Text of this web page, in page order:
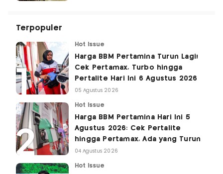
Terpopuler
Hot Issue
Harga BBM Pertamina Turun Lagi!
Cek Pertamax, Turbo hingga
Pertalite Hari Ini 6 Agustus 2026
05 Agustus 2026
Hot Issue
Harga BBM Pertamina Hari Ini 5
Agustus 2026: Cek Pertalite
hingga Pertamax, Ada yang Turun
04 Agustus 2026
Hot Issue